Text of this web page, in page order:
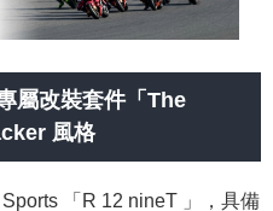
屬改裝套件「The
風格
「R 12 nineT 」，具備